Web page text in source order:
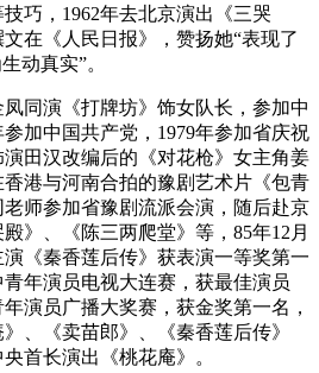
巧，1962年去北京演出《三哭
在《人民日报》，赞扬她“表现了
动真实”。
同演《打牌坊》饰女队长，参加中
加中国共产党，1979年参加省庆祝
田汉改编后的《对花枪》女主角姜
港与河南合拍的豫剧艺术片《包青
师参加省豫剧流派会演，随后赴京
》、《陈三两爬堂》等，85年12月
《秦香莲后传》获表演一等奖第一
年演员电视大连赛，获最佳演员
演员广播大奖赛，获金奖第一名，
、《卖苗郎》、《秦香莲后传》
首长演出《桃花庵》。